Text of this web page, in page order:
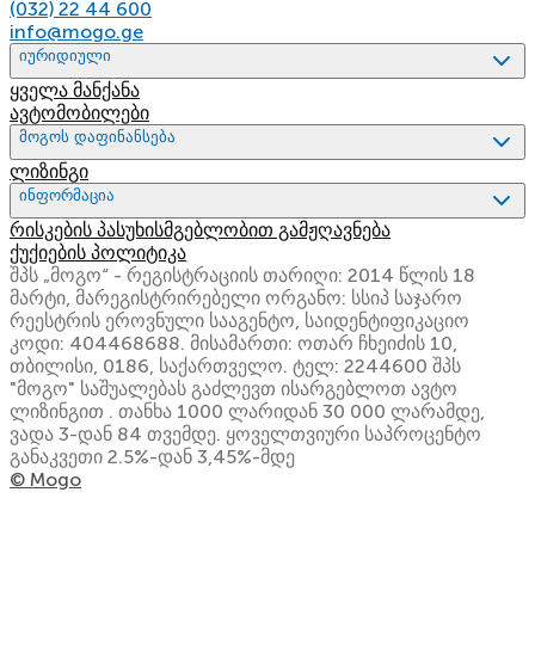
(032) 22 44 600
info@mogo.ge
იურიდიული
ყველა მანქანა
ავტომობილები
მოგოს დაფინანსება
ლიზინგი
ინფორმაცია
რისკების პასუხისმგებლობით გამჟღავნება
ქუქიების პოლიტიკა
შპს „მოგო“ - რეგისტრაციის თარიღი: 2014 წლის 18
მარტი, მარეგისტრირებელი ორგანო: სსიპ საჯარო
რეესტრის ეროვნული სააგენტო, საიდენტიფიკაციო
კოდი: 404468688. მისამართი: ოთარ ჩხეიძის 10,
თბილისი, 0186, საქართველო. ტელ: 2244600 შპს
"მოგო" საშუალებას გაძლევთ ისარგებლოთ ავტო
ლიზინგით . თანხა 1000 ლარიდან 30 000 ლარამდე,
ვადა 3-დან 84 თვემდე. ყოველთვიური საპროცენტო
განაკვეთი 2.5%-დან 3,45%-მდე
© Mogo